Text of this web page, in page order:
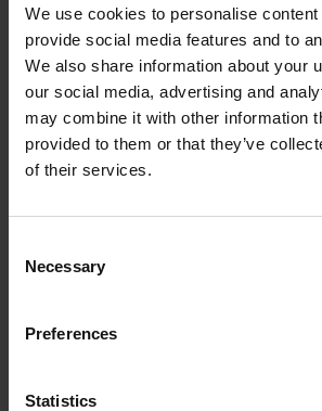
We use cookies to personalise
provide social media features and to
We also share information about your
our social media, advertising and
may combine it with other information
provided to them or that they’ve
of their services.
Selection
Necessary
Preferences
Statistics
incrementale
Bus di campo supportati:
PROFINET
Dati tecnici
Input
2x 1Vpp
Output
PROFIBUS,
level